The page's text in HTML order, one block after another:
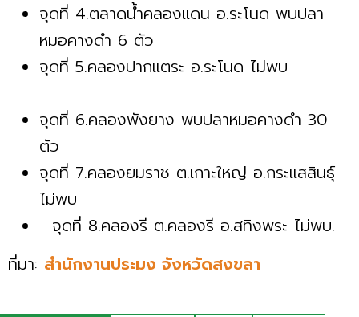
จุดที่ 4.ตลาดน้ำคลองแดน อ.ระโนด พบปลา
หมอคางดำ 6 ตัว
จุดที่ 5.คลองปากแตระ อ.ระโนด ไม่พบ
จุดที่ 6.คลองพังยาง พบปลาหมอคางดำ 30
ตัว
จุดที่ 7.คลองยมราช ต.เกาะใหญ่ อ.กระแสสินธุ์
ไม่พบ
จุดที่ 8.คลองรี ต.คลองรี อ.สทิงพระ ไม่พบ.
ที่มา: สำนักงานประมง จังหวัดสงขลา